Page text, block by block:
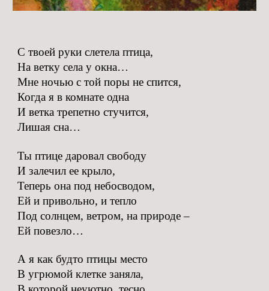
С твоей руки слетела птица,
На ветку села у окна…
Мне ночью с той поры не спится,
Когда я в комнате одна
И ветка трепетно стучится,
Лишая сна…
Ты птице даровал свободу
И залечил ее крыло,
Теперь она под небосводом,
Ей и привольно, и тепло
Под солнцем, ветром, на природе –
Ей повезло…
А я как будто птицы место
В угрюмой клетке заняла,